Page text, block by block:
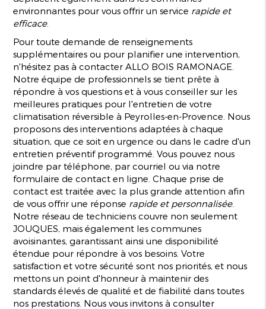
environnantes pour vous offrir un service rapide et
efficace.
Pour toute demande de renseignements
supplémentaires ou pour planifier une intervention,
n'hésitez pas à contacter ALLO BOIS RAMONAGE.
Notre équipe de professionnels se tient prête à
répondre à vos questions et à vous conseiller sur les
meilleures pratiques pour l'entretien de votre
climatisation réversible à Peyrolles-en-Provence. Nous
proposons des interventions adaptées à chaque
situation, que ce soit en urgence ou dans le cadre d'un
entretien préventif programmé. Vous pouvez nous
joindre par téléphone, par courriel ou via notre
formulaire de contact en ligne. Chaque prise de
contact est traitée avec la plus grande attention afin
de vous offrir une réponse rapide et personnalisée.
Notre réseau de techniciens couvre non seulement
JOUQUES, mais également les communes
avoisinantes, garantissant ainsi une disponibilité
étendue pour répondre à vos besoins. Votre
satisfaction et votre sécurité sont nos priorités, et nous
mettons un point d'honneur à maintenir des
standards élevés de qualité et de fiabilité dans toutes
nos prestations. Nous vous invitons à consulter